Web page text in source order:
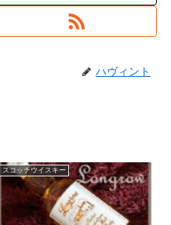
ハヴィント
スコッチウイスキー